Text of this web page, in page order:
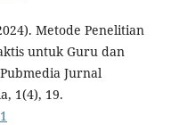
Metode Penelitian
untuk Guru dan
Jurnal
1(4), 19.